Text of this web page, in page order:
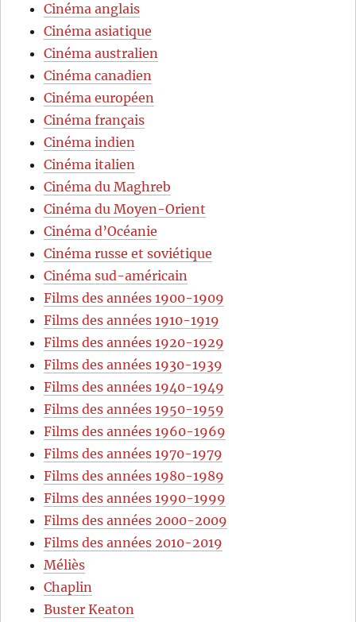
Cinéma anglais
Cinéma asiatique
Cinéma australien
Cinéma canadien
Cinéma européen
Cinéma français
Cinéma indien
Cinéma italien
Cinéma du Maghreb
Cinéma du Moyen-Orient
Cinéma d’Océanie
Cinéma russe et soviétique
Cinéma sud-américain
Films des années 1900-1909
Films des années 1910-1919
Films des années 1920-1929
Films des années 1930-1939
Films des années 1940-1949
Films des années 1950-1959
Films des années 1960-1969
Films des années 1970-1979
Films des années 1980-1989
Films des années 1990-1999
Films des années 2000-2009
Films des années 2010-2019
Méliès
Chaplin
Buster Keaton